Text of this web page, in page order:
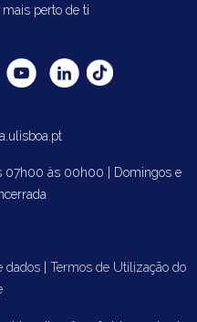
perto de ti
07h00 às 00h00 | Domingos e
dados| Termos de Utilização do